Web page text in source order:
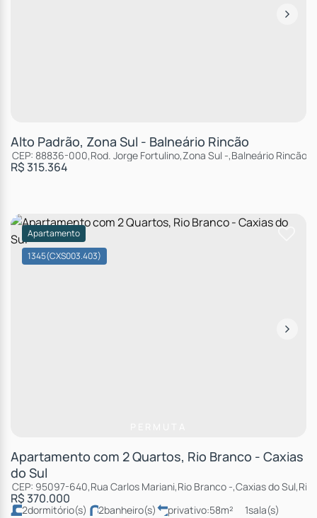
Alto Padrão, Zona Sul - Balneário Rincão
R$315.364
CEP: 88836-000,Rod. Jorge Fortulino,Zona Sul ,Balneário Rincão
1345(CXS003.403)
Apartamento
Apartamento com 2 Quartos, Rio Branco - Caxias
do Sul
R$370.000
CEP: 95097-640,Rua Carlos Mariani,Rio Branco ,Caxias do Sul,Rio
2dormitório(s) 2banheiro(s) privativo:58m² 1sala(s)